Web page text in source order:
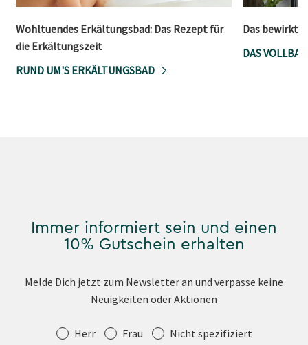
Wohltuendes Erkältungsbad: Das Rezept für
die Erkältungszeit
RUND UM'S ERKÄLTUNGSBAD
Das bewirkt
DAS VOLLBAD
Immer informiert sein und einen
10% Gutschein erhalten
Melde Dich jetzt zum Newsletter an und verpasse keine
Neuigkeiten oder Aktionen
Anrede Herr Frau Nicht spezifiziert